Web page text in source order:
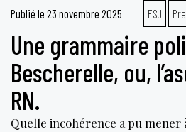
Publié le 23 novembre 2025 ESJ
Une grammaire
Bescherelle, ou,
RN.
Quelle incohérence a pu